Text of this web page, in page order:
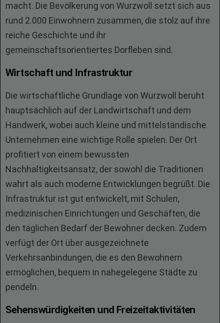
macht. Die Bevölkerung von Wurzwoll setzt sich aus
rund 2.000 Einwohnern zusammen, die stolz auf ihre
reiche Geschichte und ihr
gemeinschaftsorientiertes Dorfleben sind.
Wirtschaft und Infrastruktur
Die wirtschaftliche Grundlage von Wurzwoll beruht
hauptsächlich auf der Landwirtschaft und dem
Handwerk, wobei auch kleine und mittelständische
Unternehmen eine wichtige Rolle spielen. Der Ort
profitiert von einem bewussten
Nachhaltigkeitsansatz, der sowohl die Traditionen
wahrt als auch moderne Entwicklungen begrüßt. Die
Infrastruktur ist gut entwickelt, mit Schulen,
medizinischen Einrichtungen und Geschäften, die
den täglichen Bedarf der Bewohner decken. Zudem
verfügt der Ort über ausgezeichnete
Verkehrsanbindungen, die es den Bewohnern
ermöglichen, bequem in nahegelegene Städte zu
pendeln.
Sehenswürdigkeiten und Freizeitaktivitäten